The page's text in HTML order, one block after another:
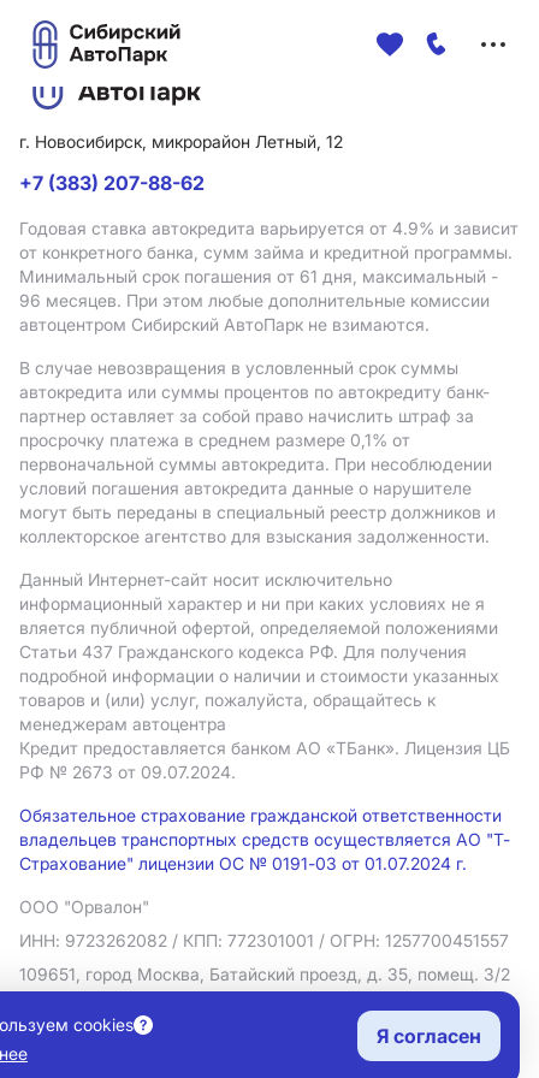
г. Новосибирск, микрорайон Летный, 12
+7 (383) 207-88-62
Годовая ставка автокредита варьируется от 4.9% и зависит
от конкретного банка, сумм займа и кредитной программы.
Минимальный срок погашения от 61 дня, максимальный -
96 месяцев. При этом любые дополнительные комиссии
автоцентром Сибирский АвтоПарк не взимаются.
В случае невозвращения в условленный срок суммы
автокредита или суммы процентов по автокредиту банк-
партнер оставляет за собой право начислить штраф за
просрочку платежа в среднем размере 0,1% от
первоначальной суммы автокредита. При несоблюдении
условий погашения автокредита данные о нарушителе
могут быть переданы в специальный реестр должников и
коллекторское агентство для взыскания задолженности.
Данный Интернет-сайт носит исключительно
информационный характер и ни при каких условиях не я
вляется публичной офертой, определяемой положениями
Статьи 437 Гражданского кодекса РФ. Для получения
подробной информации о наличии и стоимости указанных
товаров и (или) услуг, пожалуйста, обращайтесь к
менеджерам автоцентра
Кредит предоставляется банком АO «ТБанк». Лицензия ЦБ
РФ № 2673 от 09.07.2024.
Обязательное страхование гражданской ответственности
владельцев транспортных средств осуществляется АО "Т-
Страхование" лицензии ОС № 0191-03 от 01.07.2024 г.
ООО "Орвалон"
ИНН: 9723262082 / КПП: 772301001 / ОГРН: 1257700451557
109651, город Москва, Батайский проезд, д. 35, помещ. 3/2
Политика в отношении обработки персональных данных
Согласие на рекламную рассылку
Правовая информация
cookies
Я согласен